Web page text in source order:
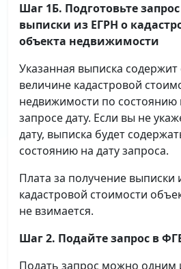
Шаг 1Б. Подготовьте
выписки из ЕГРН о
объекта недвижимости
Указанная выписка
величине кадастровой
недвижимости по состоянию
запросе дату. Если вы не
дату, выписка будет
состоянию на дату запроса.
Плата за получение выписки
кадастровой стоимости
не взимается.
Шаг 2. Подайте запрос в
Подать запрос можно одним